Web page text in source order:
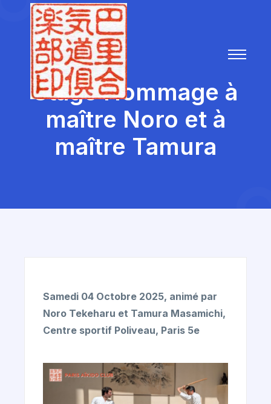
Stage Hommage à
maître Noro et à
maître Tamura
Samedi 04 Octobre 2025, animé par
Noro Tekeharu et Tamura Masamichi,
Centre sportif Poliveau, Paris 5e